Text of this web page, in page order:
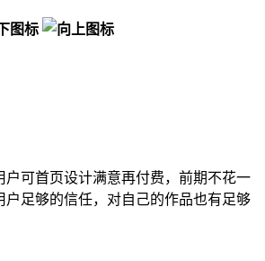
户可首页设计满意再付费，前期不花一
户足够的信任，对自己的作品也有足够